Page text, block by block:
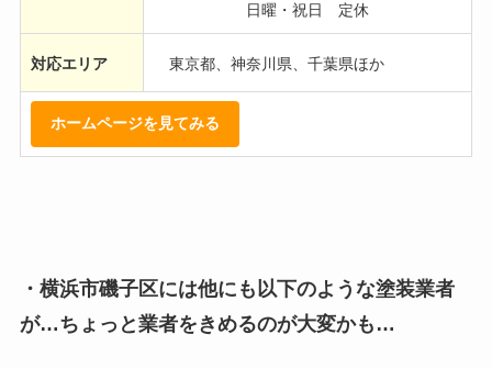
日曜・祝日 定休
対応エリア 東京都、神奈川県、千葉県ほか
ホームページを見てみる
・横浜市磯子区には他にも以下のような塗装業者
が…ちょっと業者をきめるのが大変かも…